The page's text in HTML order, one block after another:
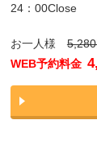
24：00Close
お一人様
WEB予約料金